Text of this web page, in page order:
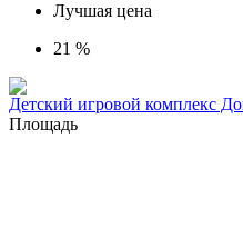
Лучшая цена
21 %
Детский игровой комплекс
Площадь